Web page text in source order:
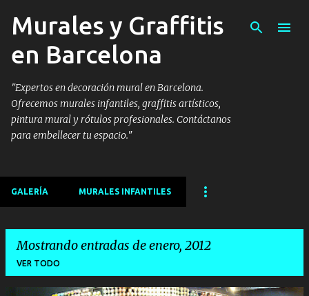
Ir al contenido principal
Murales y Graffitis
en Barcelona
"Expertos en decoración mural en Barcelona.
Ofrecemos murales infantiles, graffitis artísticos,
pintura mural y rótulos profesionales. Contáctanos
para embellecer tu espacio."
GALERÍA MURALES INFANTILES
Mostrando entradas de enero, 2012
VER TODO